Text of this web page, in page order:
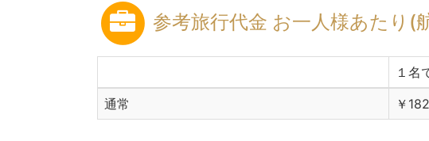
参考旅行代金 お一人様あたり(
１名
通常
￥